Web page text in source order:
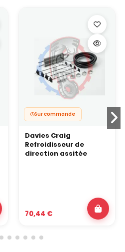
Sur commande
Davies Craig
Refroidisseur de
direction assitée
70,44 €